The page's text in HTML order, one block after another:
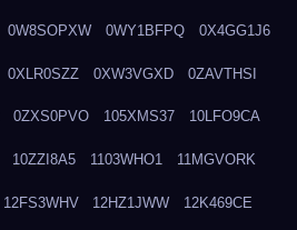
0W8SOPXW 0WY1BFPQ 0X4GG1J6
0XLR0SZZ 0XW3VGXD 0ZAVTHSI
0ZXS0PVO 105XMS37 10LFO9CA
10ZZI8A5 1103WHO1 11MGVORK
12FS3WHV 12HZ1JWW 12K469CE